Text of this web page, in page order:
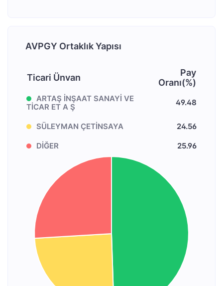
AVPGY Ortaklık Yapısı
Ticari Ünvan
Pay
Oranı(%)
ARTAŞ İNŞAAT SANAYİ VE
TİCAR ET A Ş
49.48
SÜLEYMAN ÇETİNSAYA 24.56
DİĞER 25.96